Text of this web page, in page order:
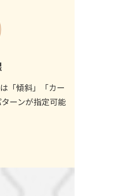
「傾斜」「カー
ーンが指定可能